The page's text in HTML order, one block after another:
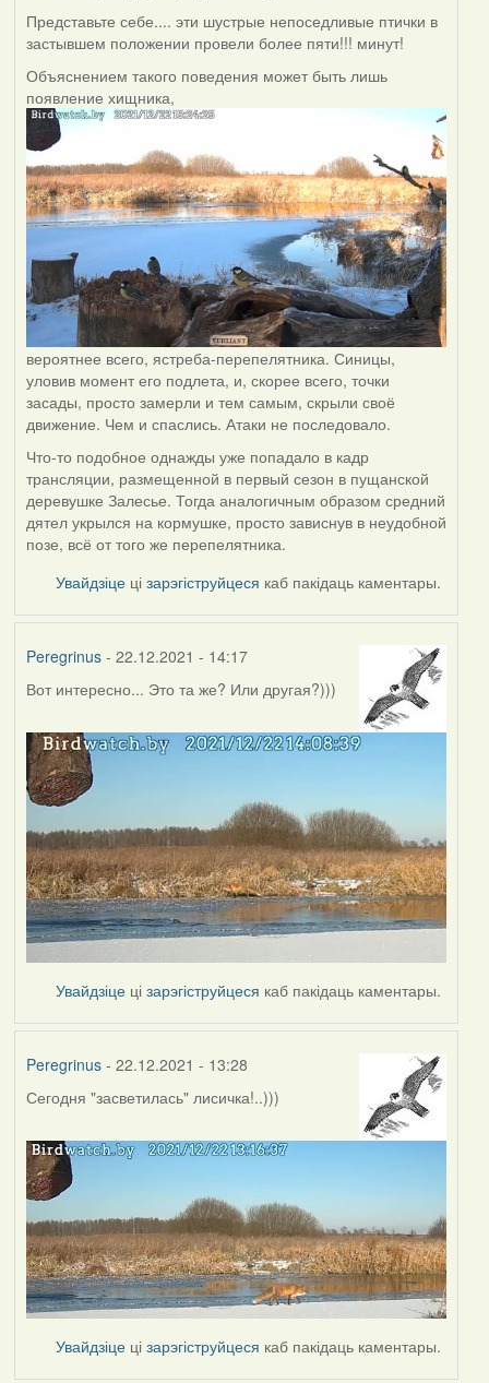
Представьте себе.... эти шустрые непоседливые птички в
застывшем положении провели более пяти!!! минут!
Объяснением такого поведения может быть лишь
появление хищника,
вероятнее всего, ястреба-перепелятника. Синицы,
уловив момент его подлета, и, скорее всего, точки
засады, просто замерли и тем самым, скрыли своё
движение. Чем и спаслись. Атаки не последовало.
Что-то подобное однажды уже попадало в кадр
трансляции, размещенной в первый сезон в пущанской
деревушке Залесье. Тогда аналогичным образом средний
дятел укрылся на кормушке, просто зависнув в неудобной
позе, всё от того же перепелятника.
Увайдзіце цізарэгіструйцеся каб пакідаць каментары.
Peregrinus- 22.12.2021 - 14:17
Вот интересно... Это та же? Или другая?)))
Увайдзіце цізарэгіструйцеся каб пакідаць каментары.
Peregrinus- 22.12.2021 - 13:28
Сегодня "засветилась" лисичка!..)))
Увайдзіце цізарэгіструйцеся каб пакідаць каментары.